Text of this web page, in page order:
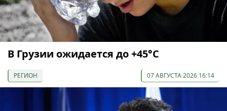
В Грузии ожидается до +45°С
РЕГИОН 07 АВГУСТА 2026 16:14